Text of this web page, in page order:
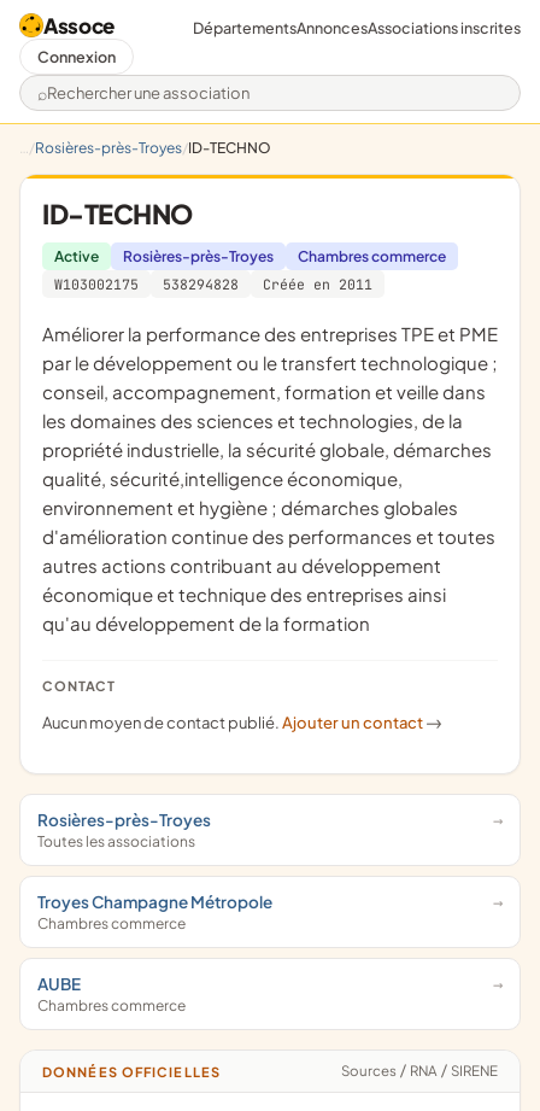
Assoce
Rechercher une association
DépartementsAnnoncesAssociations inscrites
Connexion
Rosières-près-Troyes ID-TECHNO
ID-TECHNO
Active Rosières-près-Troyes
Chambres commerce
W103002175
538294828 Créée en 2011
améliorer la performance des entreprises TPE et PME
par le développement ou le transfert technologique ;
conseil, accompagnement, formation et veille dans
les domaines des sciences et technologies, de la
propriété industrielle, la sécurité globale, démarches
qualité, sécurité,intelligence économique,
environnement et hygiène ; démarches globales
d'amélioration continue des performances et toutes
autres actions contribuant au développement
économique et technique des entreprises ainsi
qu'au développement de la formation
CONTACT
Aucun moyen de contact publié.Ajouter un contact ->
Rosières-près-Troyes
Toutes les associations
Troyes Champagne Métropole
Chambres commerce
AUBE
Chambres commerce
DONNÉES OFFICIELLES Sources / RNA / SIRENE